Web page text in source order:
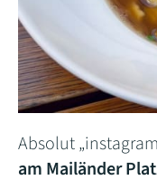
Absolut
am Mailänder